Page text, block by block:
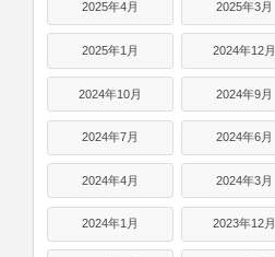
2025年4月 2025年3月
2025年1月 2024年12月
2024年10月 2024年9月
2024年7月 2024年6月
2024年4月 2024年3月
2024年1月 2023年12月